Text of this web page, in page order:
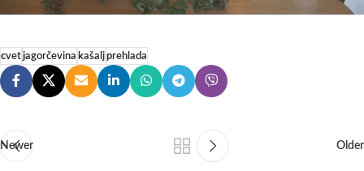
cvetjagorčevina kašaljprehlada
Newer Older